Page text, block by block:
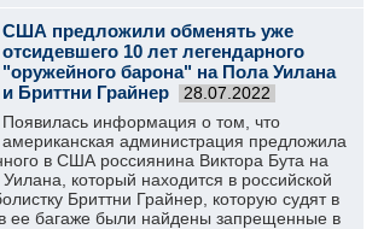
США предложили обменять уже
отсидевшего 10 лет легендарного
"оружейного барона" на Пола Уилана
и Бриттни Грайнер
28.07.2022
Появилась информация о том, что
американская администрация предложила
в США россиянина Виктора Бута на
который находится в российской
Бриттни Грайнер, которую судят в
ее багаже были найдены запрещенные в